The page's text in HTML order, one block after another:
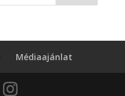
Médiaajánlat